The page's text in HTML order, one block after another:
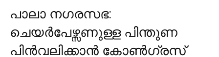
പാലാ നഗരസഭ:
ചെയർപേഴ്സണുള്ള പിന്തുണ
പിൻവലിക്കാൻ കോൺഗ്രസ്